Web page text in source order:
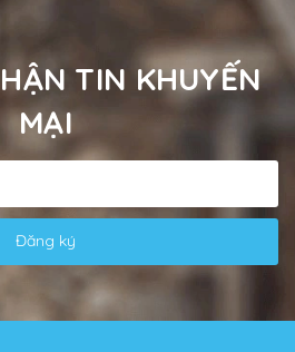
TIN KHUYẾN
MẠI
Đăng ký